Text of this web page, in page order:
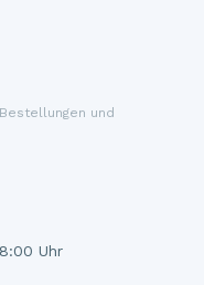
Bestellungen und
Uhr